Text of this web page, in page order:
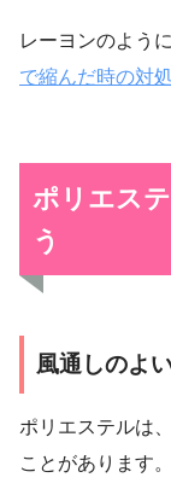
レーヨンのよう
で縮んだ時の対
ポリエス
う
風通しのよ
ポリエステルは
ことがあります。